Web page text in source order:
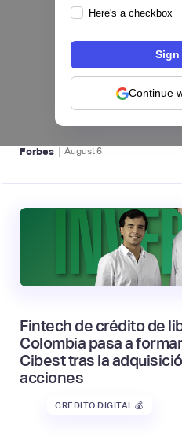
Here's a checkbox
Continue
hiSofi, Fintech de
levanta US$1 millón
regional en Uruguay
BFM 👔
Forbes | August6
Fintech de crédito de
Colombia pasa a
Cibest tras la
acciones
CRÉDITO DIGITAL 💰